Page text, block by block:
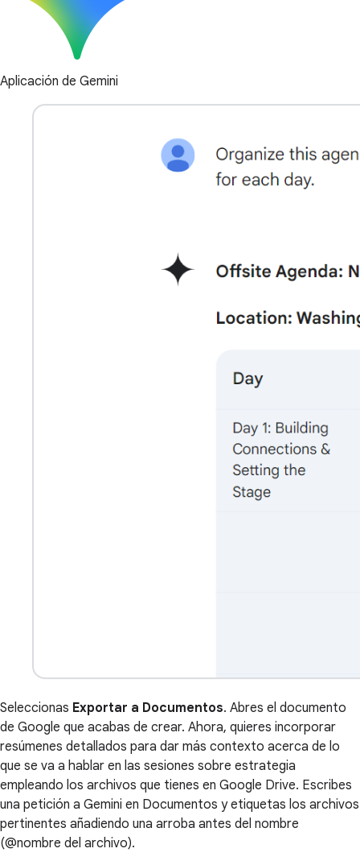
Aplicación de Gemini
Seleccionas Exportar a Documentos. Abres el documento
de Google que acabas de crear. Ahora, quieres incorporar
resúmenes detallados para dar más contexto acerca de lo
que se va a hablar en las sesiones sobre estrategia
empleando los archivos que tienes en Google Drive. Escribes
una petición a Gemini en Documentos y etiquetas los archivos
pertinentes añadiendo una arroba antes del nombre
(@nombre del archivo).